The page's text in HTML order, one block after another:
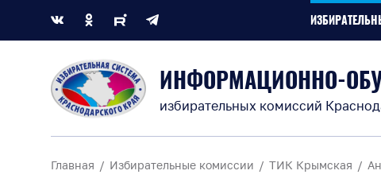
ИНФОРМАЦИОННО-
избирательных комиссий
Главная Избирательные комиссии ТИК Крымская